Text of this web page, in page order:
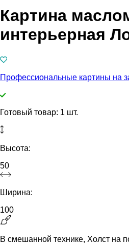
Картина
интерьерная
Профессиональные картины на
Готовый товар: 1 шт.
Высота:
50
Ширина:
100
В смешанной технике, Холст на